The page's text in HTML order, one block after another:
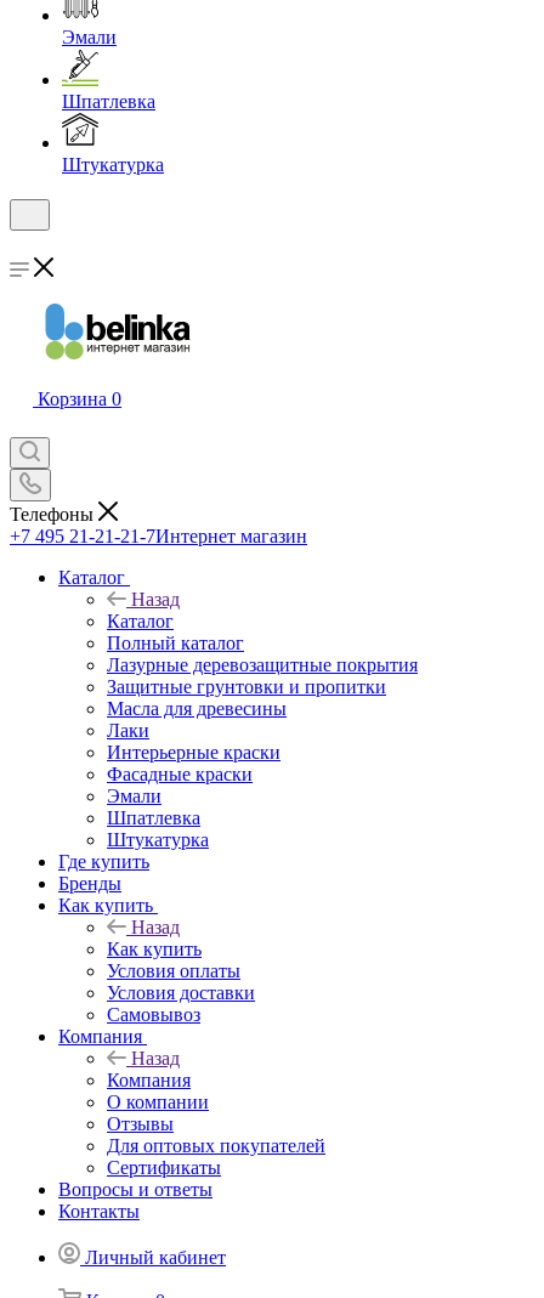
Эмали
Шпатлевка
Штукатурка
Корзина 0
Телефоны
+7 495 21-21-21-7Интернет магазин
Каталог
Назад
Каталог
Полный каталог
Лазурные деревозащитные покрытия
Защитные грунтовки и пропитки
Масла для древесины
Лаки
Интерьерные краски
Фасадные краски
Эмали
Шпатлевка
Штукатурка
Где купить
Бренды
Как купить
Назад
Как купить
Условия оплаты
Условия доставки
Самовывоз
Компания
Назад
Компания
О компании
Отзывы
Для оптовых покупателей
Сертификаты
Вопросы и ответы
Контакты
Личный кабинет